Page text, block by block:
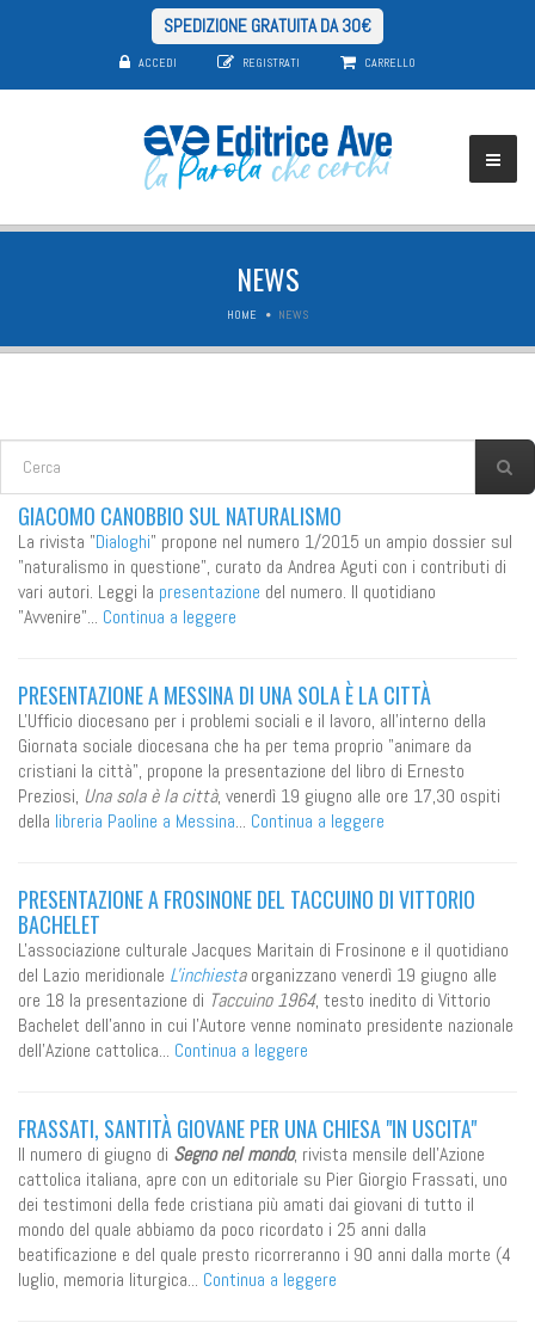
SPEDIZIONE GRATUITA DA 30€
ACCEDI REGISTRATI CARRELLO
NEWS
HOME NEWS
FORM DI RICERCA
GIACOMO CANOBBIO SUL NATURALISMO
La rivista "Dialoghi" propone nel numero 1/2015 un ampio dossier sul
"naturalismo in questione", curato da Andrea Aguti con i contributi di
vari autori. Leggi la presentazione del numero. Il quotidiano
"Avvenire"... Continua a leggere
PRESENTAZIONE A MESSINA DI UNA SOLA È LA CITTÀ
L'Ufficio diocesano per i problemi sociali e il lavoro, all'interno della
Giornata sociale diocesana che ha per tema proprio "animare da
cristiani la città", propone la presentazione del libro di Ernesto
Preziosi, Una sola è la città, venerdì 19 giugno alle ore 17,30 ospiti
della libreria Paoline a Messina... Continua a leggere
PRESENTAZIONE A FROSINONE DEL TACCUINO DI VITTORIO
BACHELET
L'associazione culturale Jacques Maritain di Frosinone e il quotidiano
del Lazio meridionale L'inchiestaorganizzano venerdì 19 giugno alle
ore 18 la presentazione di Taccuino 1964, testo inedito di Vittorio
Bachelet dell'anno in cui l'Autore venne nominato presidente nazionale
dell'Azione cattolica... Continua a leggere
FRASSATI, SANTITÀ GIOVANE PER UNA CHIESA "IN USCITA"
Il numero di giugno di Segno nel mondo, rivista mensile dell'Azione
cattolica italiana, apre con un editoriale su Pier Giorgio Frassati, uno
dei testimoni della fede cristiana più amati dai giovani di tutto il
mondo del quale abbiamo da poco ricordato i 25 anni dalla
beatificazione e del quale presto ricorreranno i 90 anni dalla morte (4
luglio, memoria liturgica... Continua a leggere